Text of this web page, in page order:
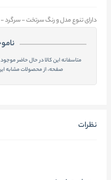
دارای تنوع مدل و رنگ سرتخت - سرگرد - نوک
متاسفانه این کالا در حال حاضر
صفحه، از محصولات مشابه
نظرات